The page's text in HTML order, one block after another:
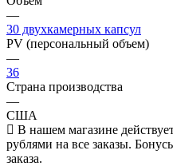
—
30 двухкамерных капсул
PV (персональный объем)
—
36
Страна производства
—
США
В нашем магазине
рублями на все заказы.
заказа.